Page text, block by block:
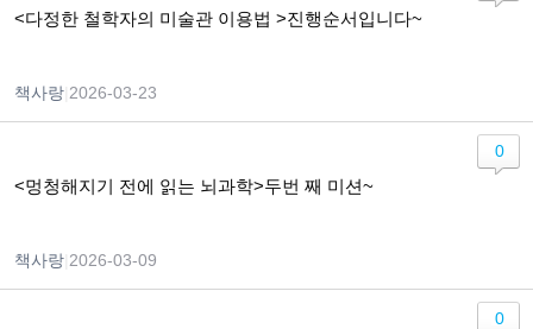
<다정한 철학자의 미술관 이용법 >진행순서입니다~
책사랑 2026-03-23
<멍청해지기 전에 읽는 뇌과학>두번 째 미션~
책사랑 2026-03-09
0
0